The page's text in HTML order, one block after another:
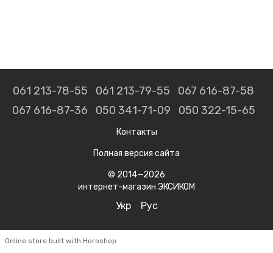
061 213-78-55 061 213-79-55
067 616-87-58
067 616-87-36
050 341-71-09 050 322-15-65
Контакты
Полная версия сайта
© 2014—2026
интернет-магазин ЭКСИКОМ
Укр Рус
Online store built with Horoshop